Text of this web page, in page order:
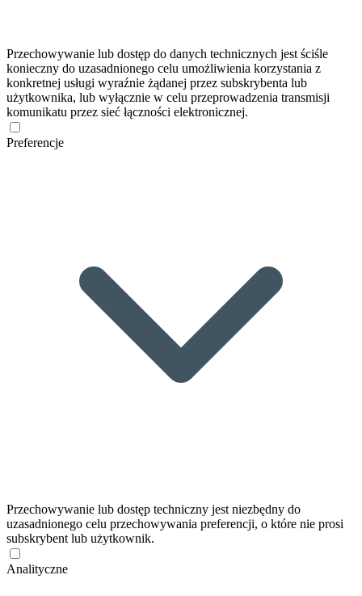
Przechowywanie lub dostęp do danych technicznych jest ściśle
konieczny do uzasadnionego celu umożliwienia korzystania z
konkretnej usługi wyraźnie żądanej przez subskrybenta lub
użytkownika, lub wyłącznie w celu przeprowadzenia transmisji
komunikatu przez sieć łączności elektronicznej.
Preferencje
Przechowywanie lub dostęp techniczny jest niezbędny do
uzasadnionego celu przechowywania preferencji, o które nie prosi
subskrybent lub użytkownik.
Analityczne